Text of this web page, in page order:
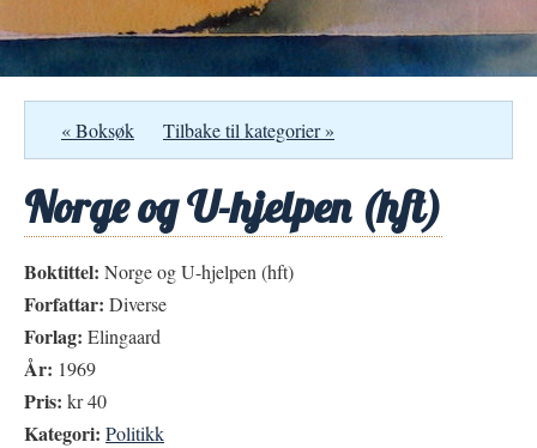
« Boksøk Tilbake til kategorier »
Norge og U-hjelpen (hft)
Boktittel: Norge og U-hjelpen (hft)
Forfattar: Diverse
Forlag: Elingaard
År: 1969
Pris: kr 40
Kategori: Politikk